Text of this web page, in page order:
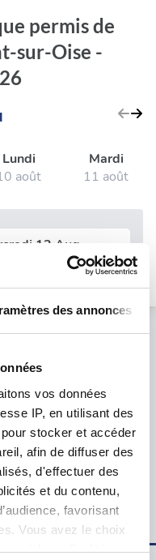
des annonces
vos données
IP, en utilisant des
stocker et accéder
afin de diffuser des
d'effectuer des
et du contenu,
favorisant
Vous avez le choix
et à leurs finalités.
permis de
sur-Oise -
Oise
Lundi
août
Mardi
11 août
12 Aug